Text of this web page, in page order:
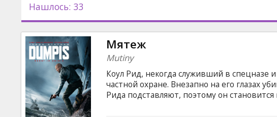
Новости
Подарки
Кинозакуски
B2B
Нашлось: 33
Мятеж
Mutiny
Коул Рид, некогда служивший в спецназе
частной охране. Внезапно на его глазах
Рида подставляют, поэтому он